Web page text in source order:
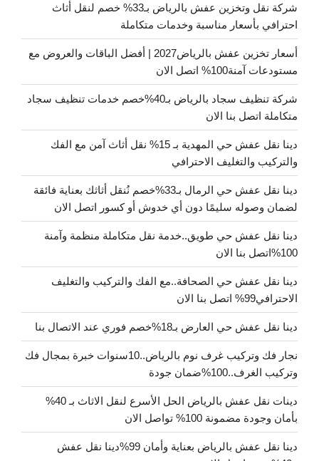
شركة نقل وتخزين عفش بالرياض بـ33% خصم لنقل أثاث
احترافي بأسعار مناسبة وخدمات متكاملة
أسعار تخزين عفش بالرياض2027 | أفضل الباقات والعروض مع
مستودعات آمنة100% اتصل الان
شركة تنظيف سجاد بالرياض بـ40%خصم خدمات تنظيف سجاد
متكاملة اتصل بنا الان
دينا نقل عفش حي المهدية بـ 15% نقل أثاث آمن مع الفك
والتركيب والتغليف الاحترافي
دينا نقل عفش حي الرمال بـ33%خصم نُنقل أثاثك بعناية فائقة
لضمان وصوله سليمًا دون أي خدوش أو كسور اتصل الان
دينا نقل عفش حي طويق..خدمة نقل متكاملة منظمة وآمنة
100%اتصل بنا الان
دينا نقل عفش حي الصحافة..مع الفك والتركيب والتغليف
الاحترافي99% اتصل بنا الان
دينا نقل عفش حي العارض بـ18%خصم فوري عند الاتصال بنا
نجار فك وتركيب غرف نوم بالرياض..10سنوات خبرة بمجال فك
وتركيب الغرف..100%ضمان جودة
دينات نقل عفش بالرياض الحل الأسرع لنقل الاثاث بـ 40%
بأمان وجودة مضمونة 100% تواصل الان
دينا نقل عفش بالرياض بعناية وأمان 99%دينا نقل عفش